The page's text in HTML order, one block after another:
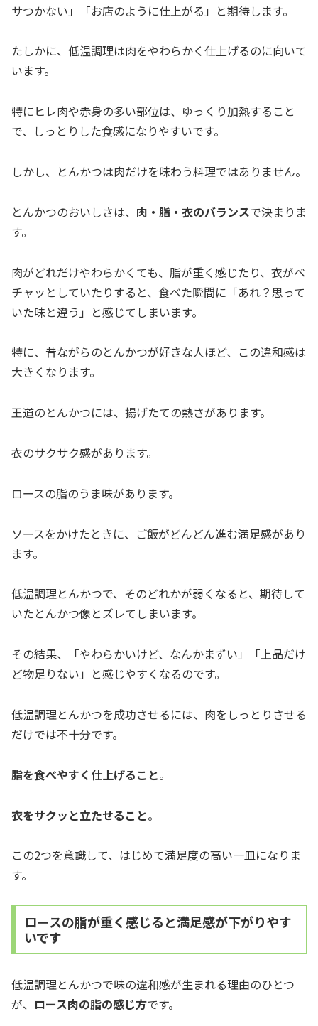
サつかない」「お店のように仕上がる」と期待します。
たしかに、低温調理は肉をやわらかく仕上げるのに向いて
います。
特にヒレ肉や赤身の多い部位は、ゆっくり加熱すること
で、しっとりした食感になりやすいです。
しかし、とんかつは肉だけを味わう料理ではありません。
とんかつのおいしさは、 肉・脂・衣のバランスで決まりま
す。
肉がどれだけやわらかくても、脂が重く感じたり、衣がベ
チャッとしていたりすると、食べた瞬間に「あれ？思って
いた味と違う」と感じてしまいます。
特に、昔ながらのとんかつが好きな人ほど、この違和感は
大きくなります。
王道のとんかつには、揚げたての熱さがあります。
衣のサクサク感があります。
ロースの脂のうま味があります。
ソースをかけたときに、ご飯がどんどん進む満足感があり
ます。
低温調理とんかつで、そのどれかが弱くなると、期待して
いたとんかつ像とズレてしまいます。
その結果、「やわらかいけど、なんかまずい」「上品だけ
ど物足りない」と感じやすくなるのです。
低温調理とんかつを成功させるには、肉をしっとりさせる
だけでは不十分です。
脂を食べやすく仕上げること。
衣をサクッと立たせること。
この2つを意識して、はじめて満足度の高い一皿になりま
す。
ロースの脂が重く感じると満足感が下がりやす
いです
低温調理とんかつで味の違和感が生まれる理由のひとつ
が、 ロース肉の脂の感じ方です。